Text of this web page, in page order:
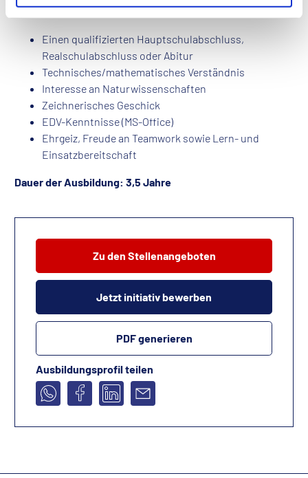
Das bringst Du mit:
Einen qualifizierten Hauptschulabschluss,
Realschulabschluss oder Abitur
Technisches/mathematisches Verständnis
Interesse an Naturwissenschaften
Zeichnerisches Geschick
EDV-Kenntnisse (MS-Office)
Ehrgeiz, Freude an Teamwork sowie Lern- und
Einsatzbereitschaft
Dauer der Ausbildung: 3,5 Jahre
Zu den Stellenangeboten
Jetzt initiativ bewerben
PDF generieren
Ausbildungsprofil teilen